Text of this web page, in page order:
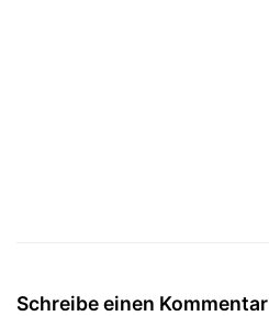
Schreibe einen Kommentar